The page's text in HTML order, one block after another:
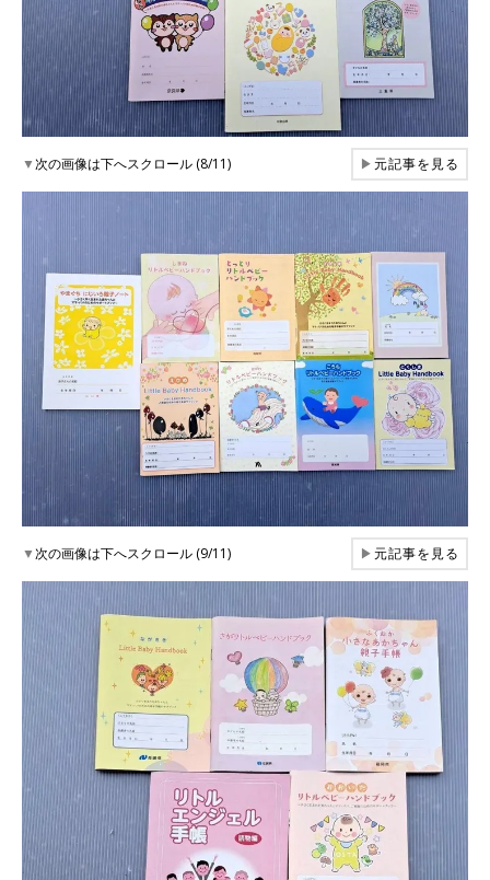
▼次の画像は下へスクロール (8/11) ▶元記事を見る
▼次の画像は下へスクロール (9/11) ▶元記事を見る